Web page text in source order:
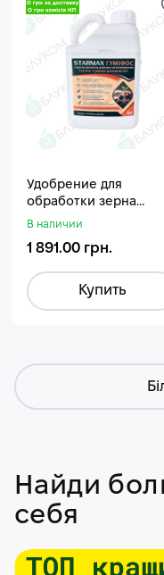
Удобрение для
обработки зерна
Стармакс Гумифос
В наличии
1 891.00 грн.
Купить
Найди
себя